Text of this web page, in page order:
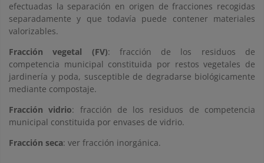
efectuadas la separación en origen de fracciones recogidas
separadamente y que todavía puede contener materiales
valorizables.
Fracción vegetal (FV): fracción de los residuos de
competencia municipal constituida por restos vegetales de
jardinería y poda, susceptible de degradarse biológicamente
mediante compostaje.
Fracción vidrio: fracción de los residuos de competencia
municipal constituida por envases de vidrio.
Fracción seca: ver fracción inorgánica.